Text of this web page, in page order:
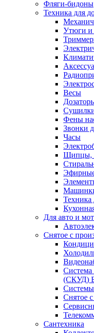
Фляги-бидоны
Техника для
Утюги и
Весы
Фены
Звонки
Часы
Щипцы,
Техника
Для авто и
Снятое с
Система
(СКУД)
Системы
Снятое
Сантехника